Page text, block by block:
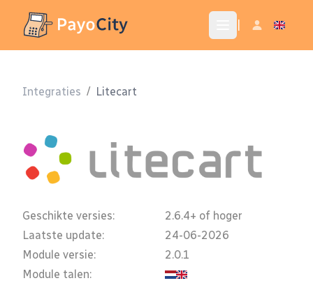
Integraties / Litecart
Geschikte versies:
Laatste update:
Module versie:
Module talen:
2.6.4+ of hoger
24-06-2026
2.0.1